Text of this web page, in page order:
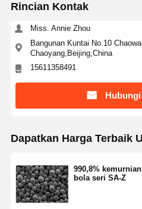
Kontrol
Kualitas
Rincian Kontak
Miss. Annie Zhou
Bangunan Kuntai No.10
Chaoyang,Beijing,China
15611358491
Dapatkan Harga Terbaik
990,8%
bola seri SA-Z